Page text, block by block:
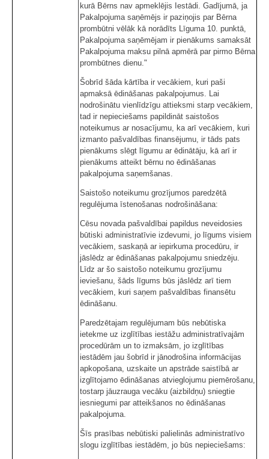
kurā Bērns nav apmeklējis Iestādi. Gadījumā, ja
Pakalpojuma saņēmējs ir paziņojis par Bērna
prombūtni vēlāk kā norādīts Līguma 10. punktā,
Pakalpojuma saņēmējam ir pienākums samaksāt
Pakalpojuma maksu pilnā apmērā par pirmo Bērna
prombūtnes dienu."
Šobrīd šāda kārtība ir vecākiem, kuri paši
apmaksā ēdināšanas pakalpojumus. Lai
nodrošinātu vienlīdzīgu attieksmi starp vecākiem,
tad ir nepieciešams papildināt saistošos
noteikumus ar nosacījumu, ka arī vecākiem, kuri
izmanto pašvaldības finansējumu, ir tāds pats
pienākums slēgt līgumu ar ēdinātāju, kā arī ir
pienākums atteikt bērnu no ēdināšanas
pakalpojuma saņemšanas.
Saistošo noteikumu grozījumos paredzētā
regulējuma īstenošanas nodrošināšana:
Cēsu novada pašvaldībai papildus neveidosies
būtiski administratīvie izdevumi, jo līgums visiem
vecākiem, saskaņā ar iepirkuma procedūru, ir
jāslēdz ar ēdināšanas pakalpojumu sniedzēju.
Līdz ar šo saistošo noteikumu grozījumu
ieviešanu, šāds līgums būs jāslēdz arī tiem
vecākiem, kuri saņem pašvaldības finansētu
ēdināšanu.
Paredzētajam regulējumam būs nebūtiska
ietekme uz izglītības iestāžu administratīvajām
procedūrām un to izmaksām, jo izglītības
iestādēm jau šobrīd ir jānodrošina informācijas
apkopošana, uzskaite un apstrāde saistībā ar
izglītojamo ēdināšanas atvieglojumu piemērošanu,
tostarp jāuzrauga vecāku (aizbildņu) sniegtie
iesniegumi par atteikšanos no ēdināšanas
pakalpojuma.
Šīs prasības nebūtiski palielinās administratīvo
slogu izglītības iestādēm, jo būs nepieciešams: